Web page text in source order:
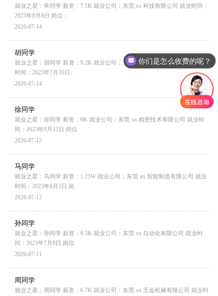
就业之星：朱同学 薪资：7.1K 就业公司：东莞 xx 科技有限公司 就业时间：
2023年8月8日 岗位：
2026-07-14
胡同学
就业之星：胡同学 薪资：9.2K 就业公司：东莞 xx 自动化设备有限公司 就业
时间：2023年7月10日
2026-07-14
徐同学
就业之星：徐同学 薪资：8K 就业公司：东莞 xx 精密技术有限公司 就业时
间：2023年9月12日 岗位
2026-07-12
马同学
就业之星：马同学 薪资：1.25W 就业公司：东莞 xx 智能制造有限公司 就业
时间：2023年6月2日 岗
2026-07-12
孙同学
就业之星：孙同学 薪资：9.5K 就业公司：东莞 xx 自动化有限公司 就业时
间：2023年7月8日 岗位
2026-07-11
周同学
就业之星：周同学 薪资：6.7K 就业公司：东莞 xx 五金机械有限公司 就业时
你们是怎么收费的呢？